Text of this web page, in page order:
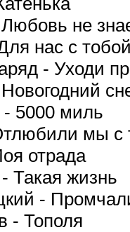
не
нас с
- Уходи
5000 миль
мы с
отрада
Такая жизнь
-
- Тополя